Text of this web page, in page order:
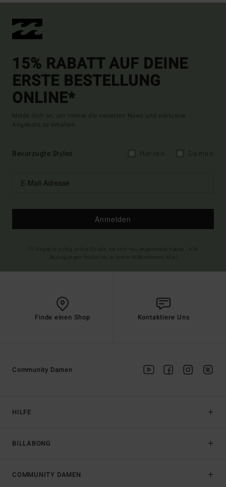
15% RABATT AUF DEINE
ERSTE BESTELLUNG
ONLINE*
Melde dich an, um immer die neuesten News und exklusive
Angebote zu erhalten.
Bevorzugte Styles
Anmelden
Finde einen Shop Kontaktiere Uns
HILFE
BILLABONG
Community Damen
COMMUNITY DAMEN